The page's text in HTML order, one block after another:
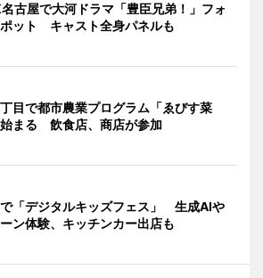
古屋で大河ドラマ「豊臣兄弟！」フォ
ポット キャスト全身パネルも
目で都市農業プログラム「ゑびす菜
まる 飲食店、商店が参加
「デジタルキッズフェス」 生成AIや
ーン体験、キッチンカー出店も